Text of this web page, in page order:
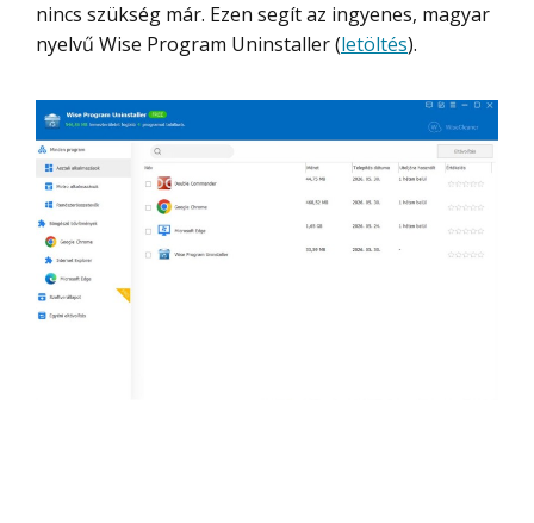
nincs szükség már. Ezen segít az ingyenes, magyar
nyelvű Wise Program Uninstaller (letöltés).